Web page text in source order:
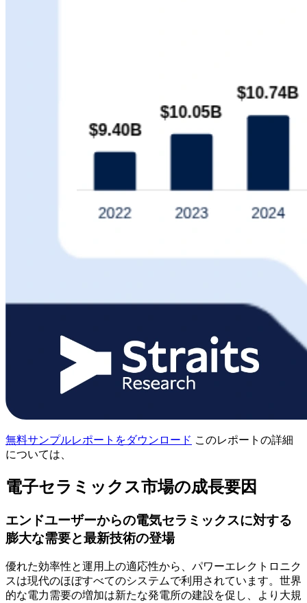
無料サンプルレポートをダウンロード このレポートの詳細
については、
電子セラミックス市場の成長要因
エンドユーザーからの電気セラミックスに対する
膨大な需要と最新技術の登場
優れた効率性と運用上の適応性から、パワーエレクトロニク
スは現代のほぼすべてのシステムで利用されています。世界
的な電力需要の増加は新たな発電所の建設を促し、より大規